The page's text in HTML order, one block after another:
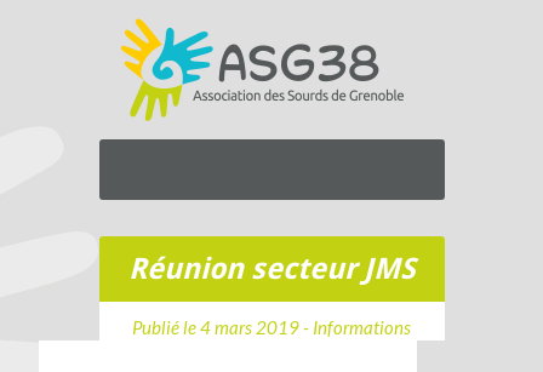
Réunion secteur JMS
Publié le 4 mars 2019 - Informations